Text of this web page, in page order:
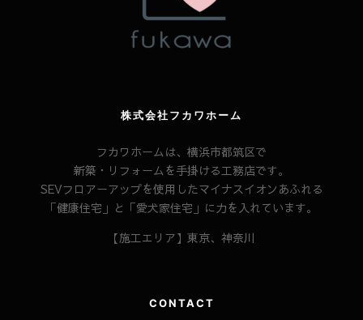
株式会社フカワホーム
フカワホームは、横浜市都筑区で
新築・リフォームを手掛ける工務店です。
SEVフロアーアップを使用したマイナスイオンあふれる
「健康住宅」と「愛犬家住宅」に力を入れています。
【施工エリア】東京、神奈川
CONTACT